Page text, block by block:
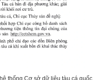
thống Cơ sở dữ liệu tàu cá quốc